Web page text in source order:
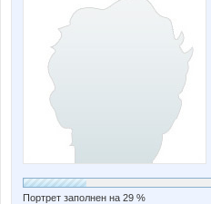
Портрет заполнен на 29 %